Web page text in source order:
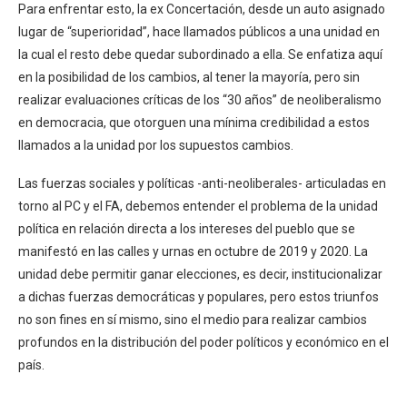
Para enfrentar esto, la ex Concertación, desde un auto asignado
lugar de “superioridad”, hace llamados públicos a una unidad en
la cual el resto debe quedar subordinado a ella. Se enfatiza aquí
en la posibilidad de los cambios, al tener la mayoría, pero sin
realizar evaluaciones críticas de los “30 años” de neoliberalismo
en democracia, que otorguen una mínima credibilidad a estos
llamados a la unidad por los supuestos cambios.
Las fuerzas sociales y políticas -anti-neoliberales- articuladas en
torno al PC y el FA, debemos entender el problema de la unidad
política en relación directa a los intereses del pueblo que se
manifestó en las calles y urnas en octubre de 2019 y 2020. La
unidad debe permitir ganar elecciones, es decir, institucionalizar
a dichas fuerzas democráticas y populares, pero estos triunfos
no son fines en sí mismo, sino el medio para realizar cambios
profundos en la distribución del poder políticos y económico en el
país.